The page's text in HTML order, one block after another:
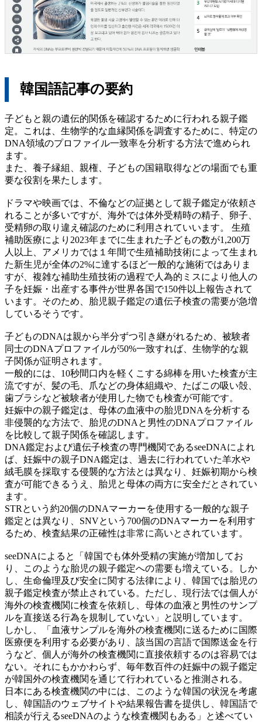
韓国語記事の要約
子どもと親の遺伝的関係を確認するために行われる親子鑑
定。これは、生物学的な血縁関係を調査するために、特定の
DNA領域のプロファイル一致率を分析する方法で進められ
ます。
また、養子縁組、親権、子どもの国籍取得などの場面でも重
要な役割を果たします。
ドラマや映画では、不倫などの証拠として親子鑑定が依頼さ
れることが多いですが、海外では体外受精時の精子、卵子、
受精卵の取り違え確認のために利用されていいます。 生殖
補助医療により2023年までに生まれた子どもの数が1,200万
人以上、アメリカでは１年間で生殖補助技術によって生まれ
た新生児が全体の2%に達するほど一般的な施術ではありま
すが、複雑な補助生殖技術の過程で人為的ミスにより他人の
子を妊娠・出産する事件が世界各国で150件以上報告されて
います。そのため、胎児親子鑑定の遺伝子検査の需要が急増
しているそうです。
子どものDNAは親から半分ずつ引き継がれるため、被験者
同士のDNAプロファイルが50%一致すれば、生物学的な親
子関係が証明されます。
一般的には、10秒間口内を軽くこする綿棒を用いた検査が主
流ですが、髪の毛、爪などの身体組織や、たばこの吸い殻、
歯ブラシなど被験者が使用した物でも検査が可能です。
妊娠中の親子鑑定は、母体の血液中の胎児DNAを分析する
非侵襲的な方法で、胎児のDNAと男性のDNAプロファイル
を比較して親子関係を確認します。
DNA鑑定および遺伝子検査の専門機関であるseeDNAによれ
ば、妊娠中の親子DNA鑑定は、過去に行われていた羊水や
絨毛膜を採取する侵襲的な方法とは異なり、妊娠初期から検
査が可能できるうえ、胎児と母体の両方に安全だとされてい
ます。
STRという約20個のDNAマーカーを使用する一般的な親子
鑑定とは異なり、SNVという700個のDNAマーカーを利用す
るため、検査結果の正確性は非常に高いとされています。
seeDNAによると「韓国でも体外受精の実施が増加してお
り、このような胎児の親子鑑定への需要も増えている。しか
し、生命倫理及び安全に関する法律により、韓国では胎児の
親子鑑定検査が禁止されている。ただし、現行法では個人が
海外の検査機関に検査を依頼し、母体の血液と男性のサンプ
ルを直接送る行為を規制していない」と説明しています。
しかし、「血液サンプルを海外の検査機関に送るために国際
医療便を利用する必要があり、該当国の言語で国際送金を行
うなど、個人が海外の検査機関に直接依頼するのは容易では
ない。それにもかかわらず、毎年数百件の妊娠中の親子鑑定
が韓国外の検査機関を通じて行われていると推測される。
日本にある検査機関の中には、このような韓国の状況を考慮
し、韓国語のウェブサイトや結果報告書を提供し、韓国語で
相談が行えるseeDNAのような検査機関もある」と述べてい